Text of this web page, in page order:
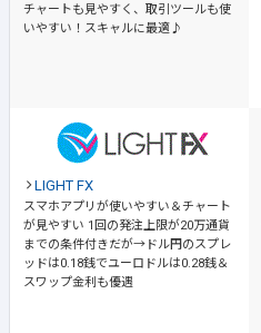
チャートも見やすく、取引ツールも使
いやすい！スキャルに最適♪
LIGHT FX
スマホアプリが使いやすい＆チャート
が見やすい 1回の発注上限が20万通貨
までの条件付きだが→ドル円のスプレ
ッドは0.18銭でユーロドルは0.28銭＆
スワップ金利も優遇